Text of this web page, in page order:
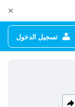
تسجيل الدخول